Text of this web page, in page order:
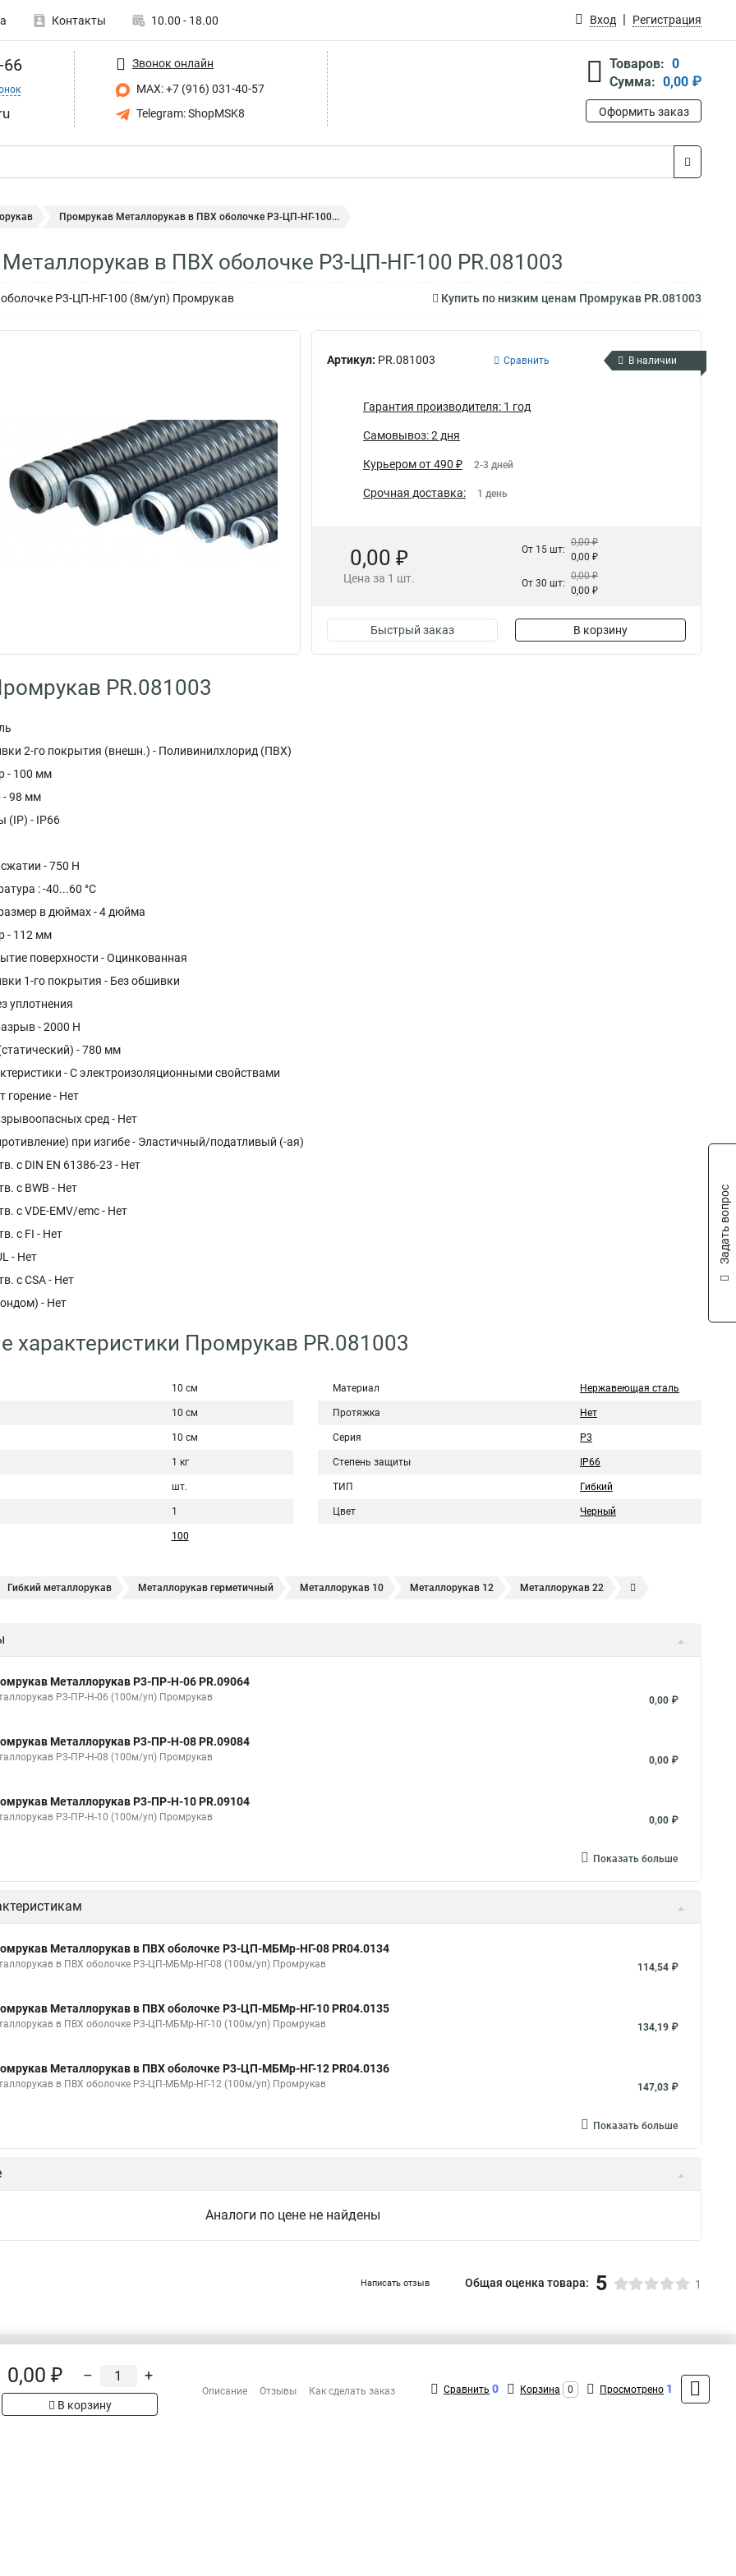
Контакты 10.00 - 18.00 Вход Регистрация
66
Звонок онлайн
MAX: +7 (916) 031-40-57
Telegram: ShopMSK8
Товаров: 0
Сумма: 0,00 ₽
Оформить заказ
Промрукав Металлорукав в ПВХ оболочке Р3-ЦП-НГ-100...
в ПВХ оболочке Р3-ЦП-НГ-100 PR.081003
Р3-ЦП-НГ-100 (8м/уп) Промрукав Купить по низким ценам Промрукав PR.081003
Артикул: PR.081003 Сравнить В наличии
Гарантия производителя: 1 год
Самовывоз: 2 дня
Курьером от 490 ₽ 2-3 дней
Срочная доставка: 1 день
0,00 ₽
Цена за 1 шт.
От 15 шт:
0,00 ₽
0,00 ₽
От 30 шт:
0,00 ₽
0,00 ₽
Быстрый заказ В корзину
PR.081003
2-го покрытия (внешн.) - Поливинилхлорид (ПВХ)
- 100 мм
- 98 мм
(IP) - IP66
- 750 Н
: -40...60 °C
в дюймах - 4 дюйма
- 112 мм
поверхности - Оцинкованная
1-го покрытия - Без обшивки
уплотнения
- 2000 Н
- 780 мм
- С электроизоляционными свойствами
горение - Нет
сред - Нет
при изгибе - Эластичный/податливый (-ая)
с DIN EN 61386-23 - Нет
с BWB - Нет
с VDE-EMV/emc - Нет
с FI - Нет
- Нет
с CSA - Нет
- Нет
характеристики Промрукав PR.081003
10 см
10 см
10 см
1 кг
шт.
1
100
Материал Нержавеющая сталь
Протяжка Нет
Серия Р3
Степень защиты IP66
ТИП Гибкий
Цвет Черный
Гибкий металлорукав Металлорукав герметичный Металлорукав 10 Металлорукав 12 Металлорукав 22
20
изоляции Металлорукава пвх 25
мрпи Металлорукав выхлопной
в пвх Металлорукав рз цх 20 Металлорукав цпнг 20
Металлорукав Р3-ПР-Н-06 PR.09064
Р3-ПР-Н-06 (100м/уп) Промрукав 0,00 ₽
Металлорукав Р3-ПР-Н-08 PR.09084
Р3-ПР-Н-08 (100м/уп) Промрукав 0,00 ₽
Металлорукав Р3-ПР-Н-10 PR.09104
Р3-ПР-Н-10 (100м/уп) Промрукав 0,00 ₽
Показать больше
Металлорукав в ПВХ оболочке Р3-ЦП-МБМр-НГ-08 PR04.0134
в ПВХ оболочке Р3-ЦП-МБМр-НГ-08 (100м/уп) Промрукав 114,54 ₽
Металлорукав в ПВХ оболочке Р3-ЦП-МБМр-НГ-10 PR04.0135
в ПВХ оболочке Р3-ЦП-МБМр-НГ-10 (100м/уп) Промрукав 134,19 ₽
Металлорукав в ПВХ оболочке Р3-ЦП-МБМр-НГ-12 PR04.0136
в ПВХ оболочке Р3-ЦП-МБМр-НГ-12 (100м/уп) Промрукав 147,03 ₽
Показать больше
Аналоги по цене не найдены
Написать отзыв Общая оценка товара: 5 1
на сайте имеет
товар
Сотрудничество
+7 (495) 431-16-66
MAX: +7 (916) 031-40-57
0,00 ₽ – +
В корзину
Описание Отзывы Как сделать заказ Сравнить 0 Корзина 0 Просмотрено 1
Задать вопрос